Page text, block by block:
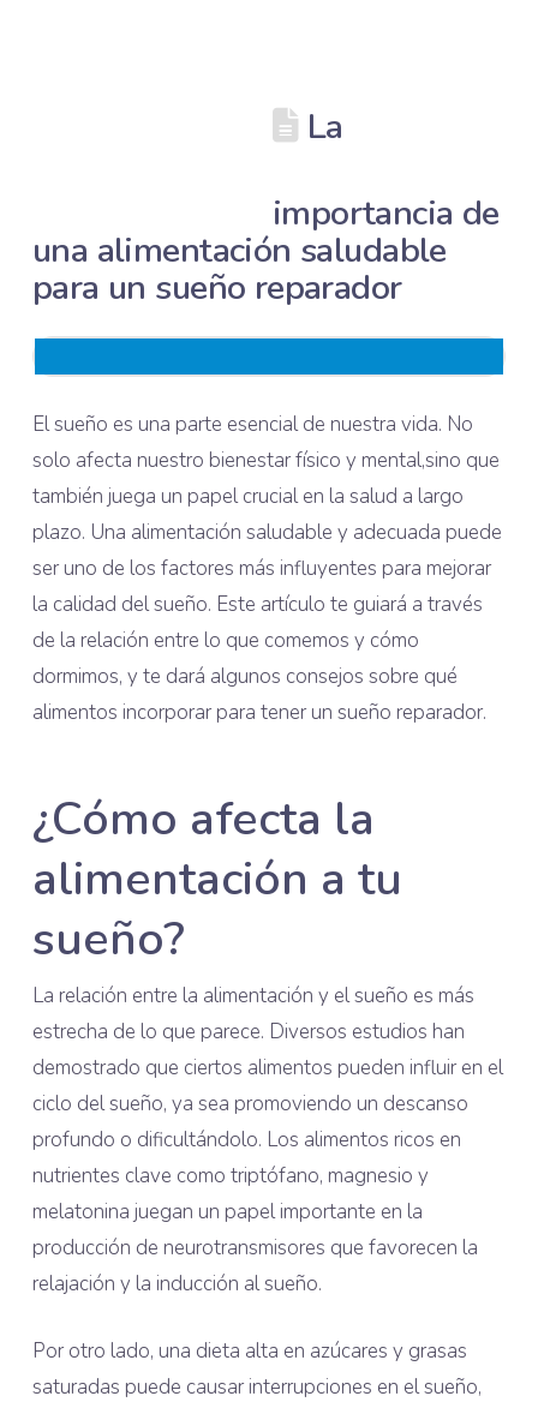
La
importancia de
una alimentación saludable
para un sueño reparador
El sueño es una parte esencial de nuestra vida. No
solo afecta nuestro bienestar físico y mental,sino que
también juega un papel crucial en la salud a largo
plazo. Una alimentación saludable y adecuada puede
ser uno de los factores más influyentes para mejorar
la calidad del sueño. Este artículo te guiará a través
de la relación entre lo que comemos y cómo
dormimos, y te dará algunos consejos sobre qué
alimentos incorporar para tener un sueño reparador.
¿Cómo afecta la
alimentación a tu
sueño?
La relación entre la alimentación y el sueño es más
estrecha de lo que parece. Diversos estudios han
demostrado que ciertos alimentos pueden influir en el
ciclo del sueño, ya sea promoviendo un descanso
profundo o dificultándolo. Los alimentos ricos en
nutrientes clave como triptófano, magnesio y
melatonina juegan un papel importante en la
producción de neurotransmisores que favorecen la
relajación y la inducción al sueño.
Por otro lado, una dieta alta en azúcares y grasas
saturadas puede causar interrupciones en el sueño,